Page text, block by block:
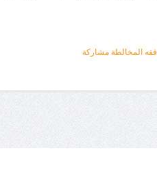
فقه المخالطة مشاركة